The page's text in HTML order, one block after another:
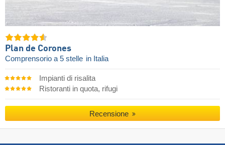
Plan de Corones
Comprensorio a 5 stelle in Italia
Impianti di risalita
Ristoranti in quota, rifugi
Recensione